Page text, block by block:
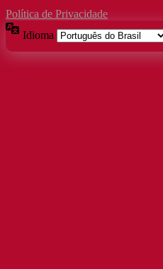
Política de Privacidade
Idioma